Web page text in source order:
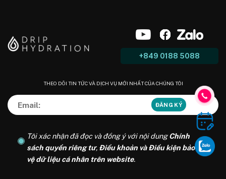
+849 0188 5088
THEO DÕI TIN TỨC VÀ DỊCH VỤ MỚI NHẤT CỦA CHÚNG TÔI
Tôi xác nhận đã đọc và đồng ý với nội dungChính
sách quyền riêng tư, Điều khoản và Điều kiện bảo
vệ dữ liệu cá nhân trên website.